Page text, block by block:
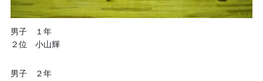
男子 １年
２位 小山輝
男子 ２年